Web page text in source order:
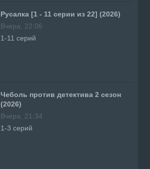
Русалка [1 - 11 серии из 22] (2026)
Вчера, 22:06
1-11 серий
Чеболь против детектива 2 сезон
(2026)
Вчера, 21:34
1-3 серий